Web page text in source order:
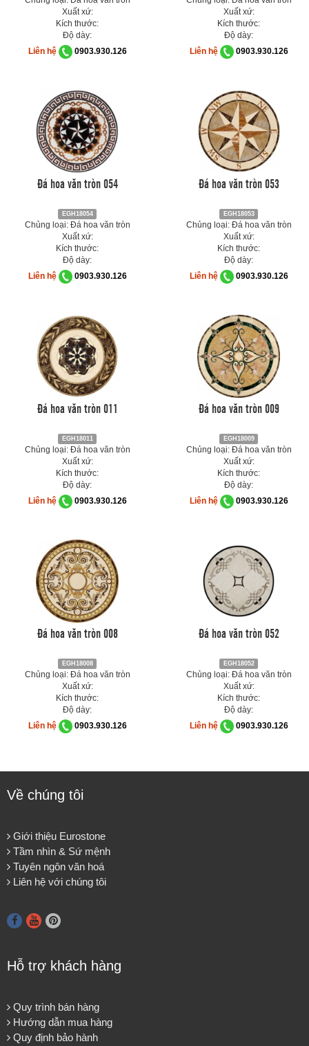
Xuất xứ:
Kích thước:
Độ dày:
Liên hệ
0903.930.126
Xuất xứ:
Kích thước:
Độ dày:
Liên hệ
0903.930.126
Đá hoa văn tròn 054
EGH18054
Chủng loại: Đá hoa văn tròn
Xuất xứ:
Kích thước:
Độ dày:
Liên hệ
0903.930.126
Đá hoa văn tròn 053
EGH18053
Chủng loại: Đá hoa văn tròn
Xuất xứ:
Kích thước:
Độ dày:
Liên hệ
0903.930.126
Đá hoa văn tròn 011
EGH18011
Chủng loại: Đá hoa văn tròn
Xuất xứ:
Kích thước:
Độ dày:
Liên hệ
0903.930.126
Đá hoa văn tròn 009
EGH18009
Chủng loại: Đá hoa văn tròn
Xuất xứ:
Kích thước:
Độ dày:
Liên hệ
0903.930.126
Đá hoa văn tròn 008
EGH18008
Chủng loại: Đá hoa văn tròn
Xuất xứ:
Kích thước:
Độ dày:
Liên hệ
0903.930.126
Đá hoa văn tròn 052
EGH18052
Chủng loại: Đá hoa văn tròn
Xuất xứ:
Kích thước:
Độ dày:
Liên hệ
0903.930.126
Về chúng tôi
Giới thiệu Eurostone
Tầm nhìn & Sứ mệnh
Tuyên ngôn văn hoá
Liên hệ với chúng tôi
Hỗ trợ khách hàng
Quy trình bán hàng
Hướng dẫn mua hàng
Quy định bảo hành